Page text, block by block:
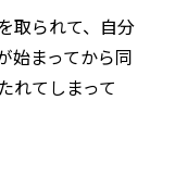
取られて、自分
始まってから同
れてしまって